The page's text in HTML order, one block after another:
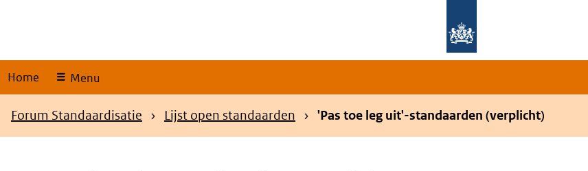
Home Menu
Kruimelpad
Forum Standaardisatie Lijst open standaarden 'Pas toe leg uit'-standaarden (verplicht)